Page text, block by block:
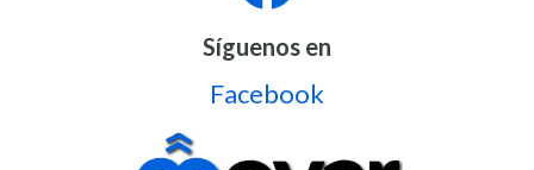
Síguenos en
Facebook